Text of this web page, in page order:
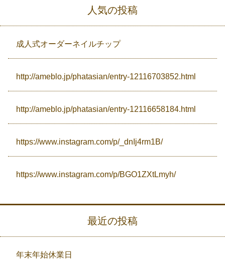
Access
人気の投稿
成人式オーダーネイルチップ
http://ameblo.jp/phatasian/entry-12116703852.html
http://ameblo.jp/phatasian/entry-12116658184.html
https://www.instagram.com/p/_dnIj4rm1B/
https://www.instagram.com/p/BGO1ZXtLmyh/
最近の投稿
年末年始休業日